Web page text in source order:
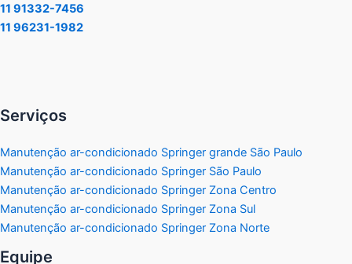
11 91332-7456
11 96231-1982
Serviços
Manutenção ar-condicionado Springer grande São Paulo
Manutenção ar-condicionado Springer São Paulo
Manutenção ar-condicionado Springer Zona Centro
Manutenção ar-condicionado Springer Zona Sul
Manutenção ar-condicionado Springer Zona Norte
Equipe